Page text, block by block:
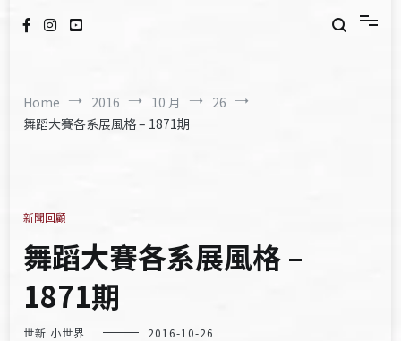
Home 2016 10 月
26
舞蹈大賽各系展風格 – 1871期
新聞回顧
舞蹈大賽各系展風格 –
1871期
世新 小世界 2016-10-26